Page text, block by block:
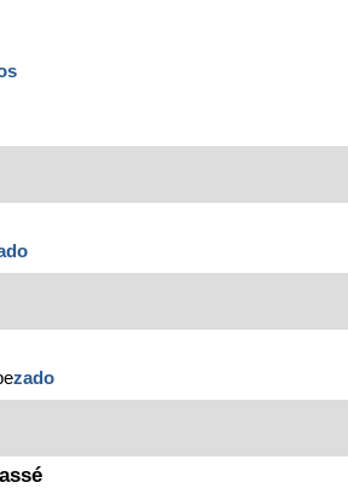
zado